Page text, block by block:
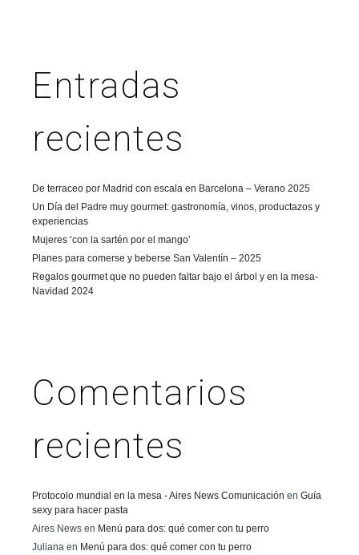
Entradas
recientes
De terraceo por Madrid con escala en Barcelona – Verano 2025
Un Día del Padre muy gourmet: gastronomía, vinos, productazos y
experiencias
Mujeres ‘con la sartén por el mango’
Planes para comerse y beberse San Valentín – 2025
Regalos gourmet que no pueden faltar bajo el árbol y en la mesa-
Navidad 2024
Comentarios
recientes
Protocolo mundial en la mesa - Aires News Comunicación en Guía
sexy para hacer pasta
Aires News en Menú para dos: qué comer con tu perro
Juliana en Menú para dos: qué comer con tu perro